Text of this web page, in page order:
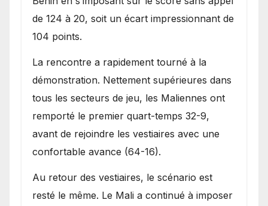
de 124 à 20, soit un écart impressionnant de
104 points.
La rencontre a rapidement tourné à la
démonstration. Nettement supérieures dans
tous les secteurs de jeu, les Maliennes ont
remporté le premier quart-temps 32-9,
avant de rejoindre les vestiaires avec une
confortable avance (64-16).
Au retour des vestiaires, le scénario est
resté le même. Le Mali a continué à imposer